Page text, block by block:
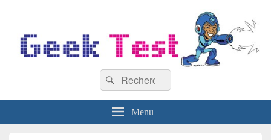
Recherche :
Rechercher
Menu